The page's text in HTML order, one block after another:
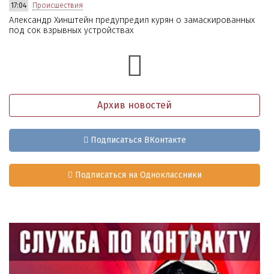
17:04 Происшествия
Александр Хинштейн предупредил курян о замаскированных
под сок взрывных устройствах
Архив новостей
Подписаться ВКонтакте
Подписаться на Одноклассники